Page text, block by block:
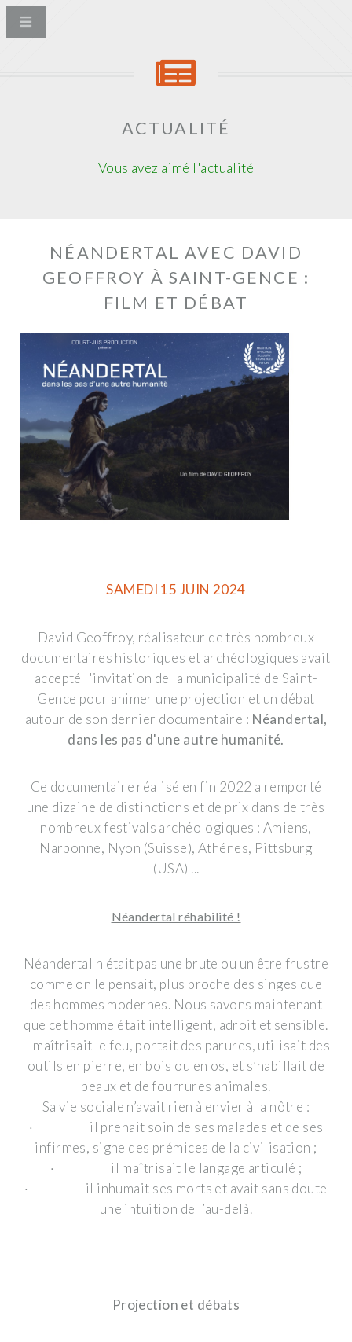
ACTUALITÉ
Vous avez aimé l'actualité
NÉANDERTAL AVEC DAVID
GEOFFROY À SAINT-GENCE :
FILM ET DÉBAT
SAMEDI 15 JUIN 2024
David Geoffroy, réalisateur de très nombreux
documentaires historiques et archéologiques avait
accepté l'invitation de la municipalité de Saint-
Gence pour animer une projection et un débat
autour de son dernier documentaire : Néandertal,
dans les pas d'une autre humanité.
Ce documentaire réalisé en fin 2022 a remporté
une dizaine de distinctions et de prix dans de très
nombreux festivals archéologiques : Amiens,
Narbonne, Nyon (Suisse), Athénes, Pittsburg
(USA) ...
Néandertal réhabilité !
Néandertal n'était pas une brute ou un être frustre
comme on le pensait, plus proche des singes que
des hommes modernes. Nous savons maintenant
que cet homme était intelligent, adroit et sensible.
Il maîtrisait le feu, portait des parures, utilisait des
outils en pierre, en bois ou en os, et s’habillait de
peaux et de fourrures animales.
Sa vie sociale n’avait rien à envier à la nôtre :
· il prenait soin de ses malades et de ses
infirmes, signe des prémices de la civilisation ;
· il maîtrisait le langage articulé ;
· il inhumait ses morts et avait sans doute
une intuition de l’au-delà.
Projection et débats